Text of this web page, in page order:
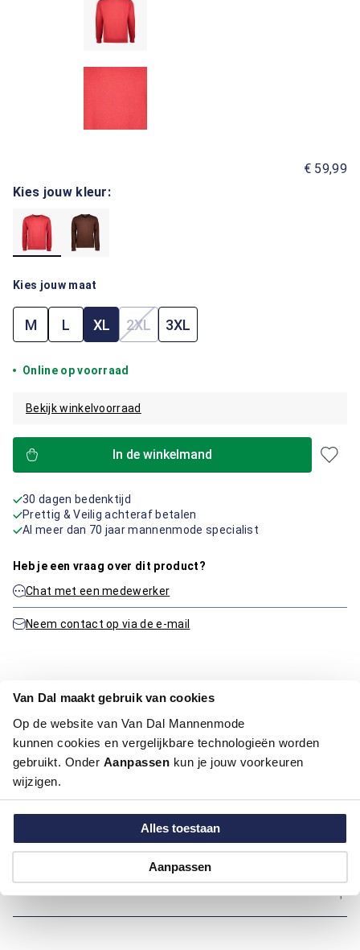
Van Dal maakt gebruik van cookies
Op de website van Van Dal Mannenmode
kunnen cookies en vergelijkbare technologieën worden
gebruikt. Onder Aanpassen kun je jouw voorkeuren
wijzigen.
Alles toestaan
Aanpassen
€ 59,99
Kies jouw kleur:
Kies jouw maat
M L XL 2XL(Deze optie is momenteel niet
3XL
Online op voorraad
Bekijk winkelvoorraad
In de winkelmand
30 dagen bedenktijd
Prettig & Veilig achteraf betalen
Al meer dan 70 jaar mannenmode specialist
Heb je een vraag over dit product?
Chat met een medewerker
Neem contact op via de e-mail
Artikelnummer
1015758-91-XL
Kleur:
Donker Rood, Rood
Maatinformatie
Over Bartlett Active